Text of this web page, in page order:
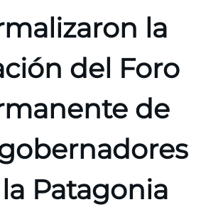
la
del Foro
de
Patagonia